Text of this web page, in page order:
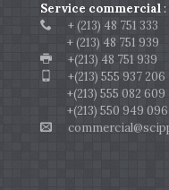
Service commercial:
+ (213) 48 751 333
+ (213) 48 751 939
+(213) 48 751 939
+(213) 555 937 206
+(213) 555 082 609
+(213) 550 949 096